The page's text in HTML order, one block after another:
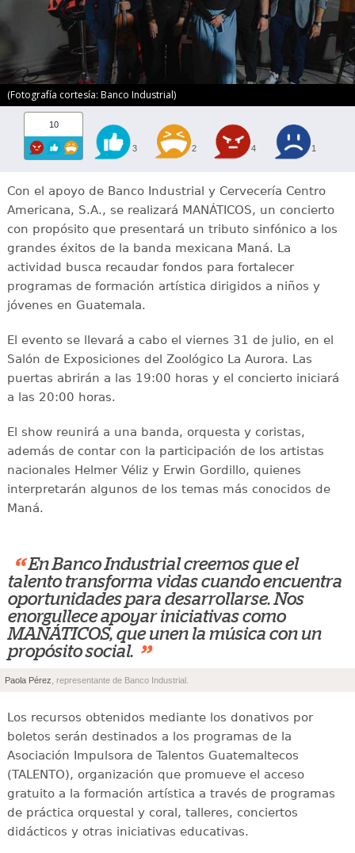
(Fotografía cortesía: Banco Industrial)
10
3 2 4 1
Con el apoyo de Banco Industrial y Cervecería Centro
Americana, S.A., se realizará MANÁTICOS, un concierto
con propósito que presentará un tributo sinfónico a los
grandes éxitos de la banda mexicana Maná. La
actividad busca recaudar fondos para fortalecer
programas de formación artística dirigidos a niños y
jóvenes en Guatemala.
El evento se llevará a cabo el viernes 31 de julio, en el
Salón de Exposiciones del Zoológico La Aurora. Las
puertas abrirán a las 19:00 horas y el concierto iniciará
a las 20:00 horas.
El show reunirá a una banda, orquesta y coristas,
además de contar con la participación de los artistas
nacionales Helmer Véliz y Erwin Gordillo, quienes
interpretarán algunos de los temas más conocidos de
Maná.
“ En Banco Industrial creemos que el
talento transforma vidas cuando encuentra
oportunidades para desarrollarse. Nos
enorgullece apoyar iniciativas como
MANÁTICOS, que unen la música con un
propósito social. ”
Paola Pérez , representante de Banco Industrial.
Los recursos obtenidos mediante los donativos por
boletos serán destinados a los programas de la
Asociación Impulsora de Talentos Guatemaltecos
(TALENTO), organización que promueve el acceso
gratuito a la formación artística a través de programas
de práctica orquestal y coral, talleres, conciertos
didácticos y otras iniciativas educativas.